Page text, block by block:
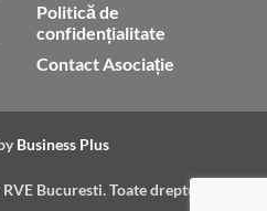
Politică de
confidențialitate
Contact Asociație
Business Plus
RVE Bucuresti. Toate drepturile